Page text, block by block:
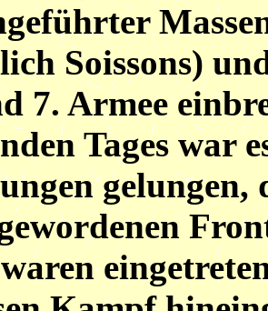
Soissons)
7. Armee
Tages war
gelungen,